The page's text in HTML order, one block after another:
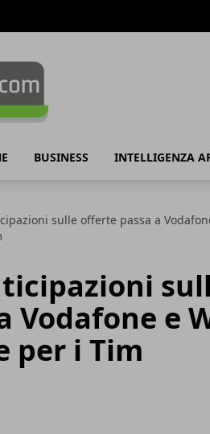
BUSINESS INTELLIGENZA
sulle offerte passa a
Vodafone e
per i Tim